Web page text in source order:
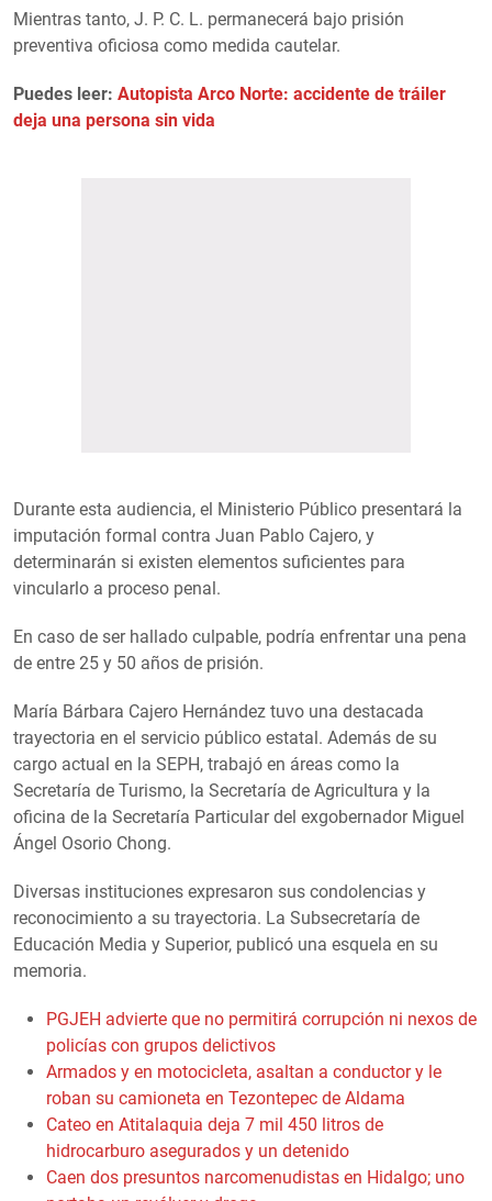
Mientras tanto, J. P. C. L. permanecerá bajo prisión
preventiva oficiosa como medida cautelar.
Puedes leer: Autopista Arco Norte: accidente de tráiler
deja una persona sin vida
Durante esta audiencia, el Ministerio Público presentará la
imputación formal contra Juan Pablo Cajero, y
determinarán si existen elementos suficientes para
vincularlo a proceso penal.
En caso de ser hallado culpable, podría enfrentar una pena
de entre 25 y 50 años de prisión.
María Bárbara Cajero Hernández tuvo una destacada
trayectoria en el servicio público estatal. Además de su
cargo actual en la SEPH, trabajó en áreas como la
Secretaría de Turismo, la Secretaría de Agricultura y la
oficina de la Secretaría Particular del exgobernador Miguel
Ángel Osorio Chong.
Diversas instituciones expresaron sus condolencias y
reconocimiento a su trayectoria. La Subsecretaría de
Educación Media y Superior, publicó una esquela en su
memoria.
PGJEH advierte que no permitirá corrupción ni nexos de
policías con grupos delictivos
Armados y en motocicleta, asaltan a conductor y le
roban su camioneta en Tezontepec de Aldama
Cateo en Atitalaquia deja 7 mil 450 litros de
hidrocarburo asegurados y un detenido
Caen dos presuntos narcomenudistas en Hidalgo; uno